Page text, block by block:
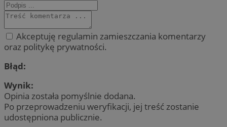
Akceptuję regulamin zamieszczania komentarzy
oraz politykę prywatności.
Błąd:
Wynik:
Opinia została pomyślnie dodana.
Po przeprowadzeniu weryfikacji, jej treść zostanie
udostępniona publicznie.